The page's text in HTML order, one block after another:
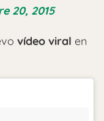
20, 2015
vídeo viral en